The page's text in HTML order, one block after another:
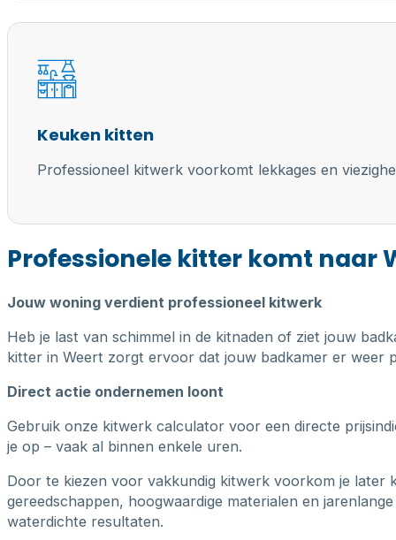
Keuken kitten
Professioneel kitwerk voorkomt lekkages en
Professionele kitter komt naar
Jouw woning verdient professioneel kitwerk
Heb je last van schimmel in de kitnaden of ziet jouw
kitter in Weert zorgt ervoor dat jouw badkamer er weer
Direct actie ondernemen loont
Gebruik onze kitwerk calculator voor een directe
je op – vaak al binnen enkele uren.
Door te kiezen voor vakkundig kitwerk voorkom je later
gereedschappen, hoogwaardige materialen en
waterdichte resultaten.